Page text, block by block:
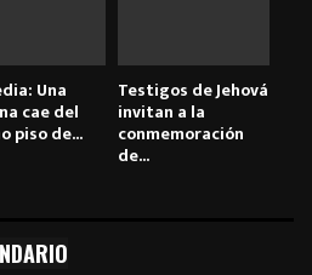
Una
cae del
piso de...
Testigos de Jehová
invitan a la
conmemoración
de...